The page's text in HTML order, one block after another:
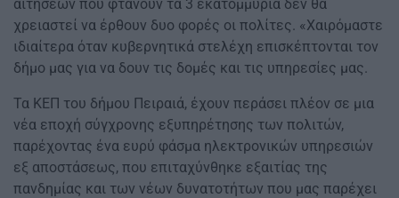
αιτήσεων που φτάνουν τα 3 εκατομμύρια δεν θα
χρειαστεί να έρθουν δυο φορές οι πολίτες. «Χαιρόμαστε
ιδιαίτερα όταν κυβερνητικά στελέχη επισκέπτονται τον
δήμο μας για να δουν τις δομές και τις υπηρεσίες μας.
Τα ΚΕΠ του δήμου Πειραιά, έχουν περάσει πλέον σε μια
νέα εποχή σύγχρονης εξυπηρέτησης των πολιτών,
παρέχοντας ένα ευρύ φάσμα ηλεκτρονικών υπηρεσιών
εξ αποστάσεως, που επιταχύνθηκε εξαιτίας της
πανδημίας και των νέων δυνατοτήτων που μας παρέχει